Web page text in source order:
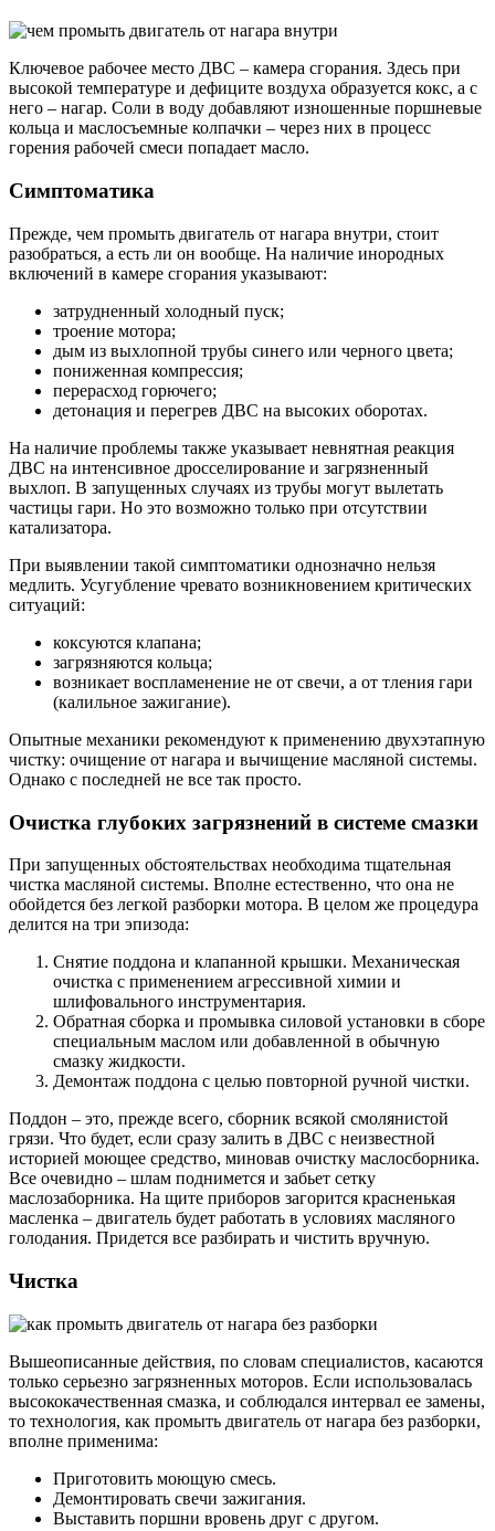
Ключевое рабочее место ДВС – камера сгорания. Здесь при
высокой температуре и дефиците воздуха образуется кокс, а с
него – нагар. Соли в воду добавляют изношенные поршневые
кольца и маслосъемные колпачки – через них в процесс
горения рабочей смеси попадает масло.
Симптоматика
Прежде, чем промыть двигатель от нагара внутри, стоит
разобраться, а есть ли он вообще. На наличие инородных
включений в камере сгорания указывают:
затрудненный холодный пуск;
троение мотора;
дым из выхлопной трубы синего или черного цвета;
пониженная компрессия;
перерасход горючего;
детонация и перегрев ДВС на высоких оборотах.
На наличие проблемы также указывает невнятная реакция
ДВС на интенсивное дросселирование и загрязненный
выхлоп. В запущенных случаях из трубы могут вылетать
частицы гари. Но это возможно только при отсутствии
катализатора.
При выявлении такой симптоматики однозначно нельзя
медлить. Усугубление чревато возникновением критических
ситуаций:
коксуются клапана;
загрязняются кольца;
возникает воспламенение не от свечи, а от тления гари
(калильное зажигание).
Опытные механики рекомендуют к применению двухэтапную
чистку: очищение от нагара и вычищение масляной системы.
Однако с последней не все так просто.
Очистка глубоких загрязнений в системе смазки
При запущенных обстоятельствах необходима тщательная
чистка масляной системы. Вполне естественно, что она не
обойдется без легкой разборки мотора. В целом же процедура
делится на три эпизода:
Снятие поддона и клапанной крышки. Механическая
очистка с применением агрессивной химии и
шлифовального инструментария.
Обратная сборка и промывка силовой установки в сборе
специальным маслом или добавленной в обычную
смазку жидкости.
Демонтаж поддона с целью повторной ручной чистки.
Поддон – это, прежде всего, сборник всякой смолянистой
грязи. Что будет, если сразу залить в ДВС с неизвестной
историей моющее средство, миновав очистку маслосборника.
Все очевидно – шлам поднимется и забьет сетку
маслозаборника. На щите приборов загорится красненькая
масленка – двигатель будет работать в условиях масляного
голодания. Придется все разбирать и чистить вручную.
Чистка
Вышеописанные действия, по словам специалистов, касаются
только серьезно загрязненных моторов. Если использовалась
высококачественная смазка, и соблюдался интервал ее замены,
то технология, как промыть двигатель от нагара без разборки,
вполне применима:
Приготовить моющую смесь.
Демонтировать свечи зажигания.
Выставить поршни вровень друг с другом.